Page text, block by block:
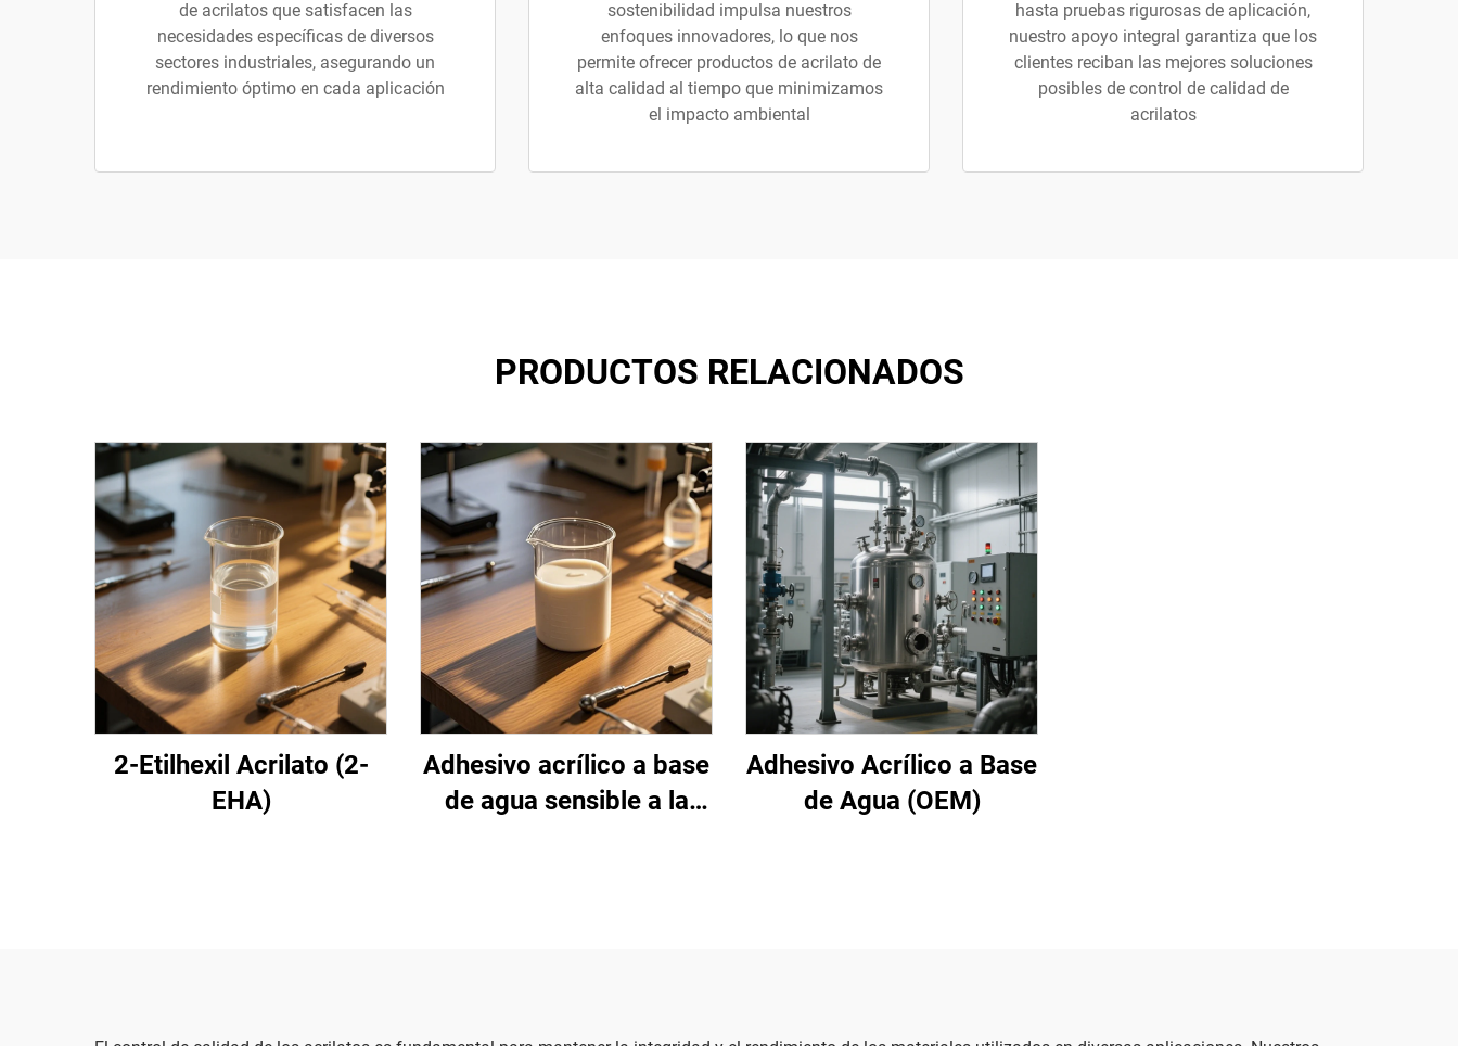
de acrilatos que satisfacen las
necesidades específicas de diversos
sectores industriales, asegurando un
rendimiento óptimo en cada aplicación
sostenibilidad impulsa nuestros
enfoques innovadores, lo que nos
permite ofrecer productos de acrilato de
alta calidad al tiempo que minimizamos
el impacto ambiental
hasta pruebas rigurosas de aplicación,
nuestro apoyo integral garantiza que los
clientes reciban las mejores soluciones
posibles de control de calidad de
acrilatos
PRODUCTOS RELACIONADOS
2-Etilhexil Acrilato (2-
EHA)
Adhesivo acrílico a base
de agua sensible a la
Adhesivo Acrílico a Base
de Agua (OEM)